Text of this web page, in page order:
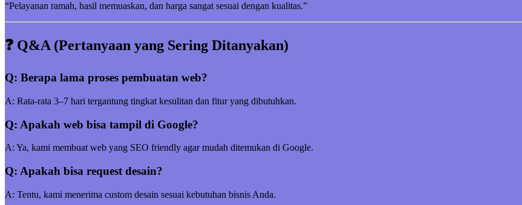
“Pelayanan ramah, hasil memuaskan, dan harga sangat sesuai dengan kualitas.”
❓ Q&A (Pertanyaan yang Sering Ditanyakan)
Q: Berapa lama proses pembuatan web?
A: Rata-rata 3–7 hari tergantung tingkat kesulitan dan fitur yang dibutuhkan.
Q: Apakah web bisa tampil di Google?
A: Ya, kami membuat web yang SEO friendly agar mudah ditemukan di Google.
Q: Apakah bisa request desain?
A: Tentu, kami menerima custom desain sesuai kebutuhan bisnis Anda.